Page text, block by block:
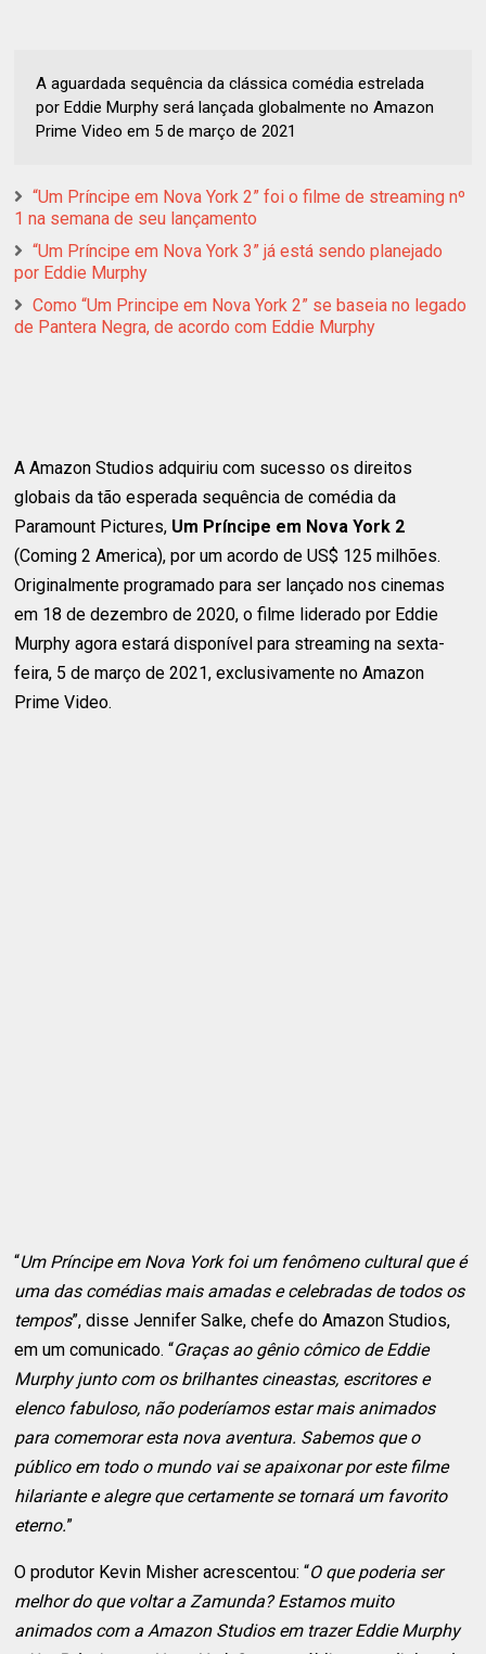
A aguardada sequência da clássica comédia estrelada
por Eddie Murphy será lançada globalmente no Amazon
Prime Video em 5 de março de 2021
“Um Príncipe em Nova York 2” foi o filme de streaming nº
1 na semana de seu lançamento
“Um Príncipe em Nova York 3” já está sendo planejado
por Eddie Murphy
Como “Um Principe em Nova York 2” se baseia no legado
de Pantera Negra, de acordo com Eddie Murphy
A Amazon Studios adquiriu com sucesso os direitos
globais da tão esperada sequência de comédia da
Paramount Pictures, Um Príncipe em Nova York 2
(Coming 2 America), por um acordo de US$ 125 milhões.
Originalmente programado para ser lançado nos cinemas
em 18 de dezembro de 2020, o filme liderado por Eddie
Murphy agora estará disponível para streaming na sexta-
feira, 5 de março de 2021, exclusivamente no Amazon
Prime Video.
“Um Príncipe em Nova York foi um fenômeno cultural que é
uma das comédias mais amadas e celebradas de todos os
tempos”, disse Jennifer Salke, chefe do Amazon Studios,
em um comunicado. “Graças ao gênio cômico de Eddie
Murphy junto com os brilhantes cineastas, escritores e
elenco fabuloso, não poderíamos estar mais animados
para comemorar esta nova aventura. Sabemos que o
público em todo o mundo vai se apaixonar por este filme
hilariante e alegre que certamente se tornará um favorito
eterno.”
O produtor Kevin Misher acrescentou: “O que poderia ser
melhor do que voltar a Zamunda? Estamos muito
animados com a Amazon Studios em trazer Eddie Murphy